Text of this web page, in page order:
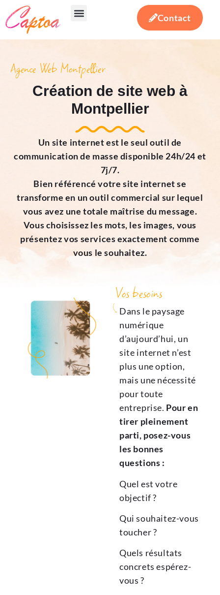
Contact
Agence Web Montpellier
Création de site web à
Montpellier
Un site internet est le seul outil de
communication de masse disponible 24h/24 et
7j/7.
Bien référencé votre site internet se
transforme en un outil commercial sur lequel
vous avez une totale maîtrise du message.
Vous choisissez les mots, les images, vous
présentez vos services exactement comme
vous le souhaitez.
Vos besoins
Dans le paysage
numérique
d’aujourd’hui, un
site internet n’est
plus une option,
mais une nécessité
pour toute
entreprise. Pour en
tirer pleinement
parti, posez-vous
les bonnes
questions :
Quel est votre
objectif ?
Qui souhaitez-vous
toucher ?
Quels résultats
concrets espérez-
vous ?